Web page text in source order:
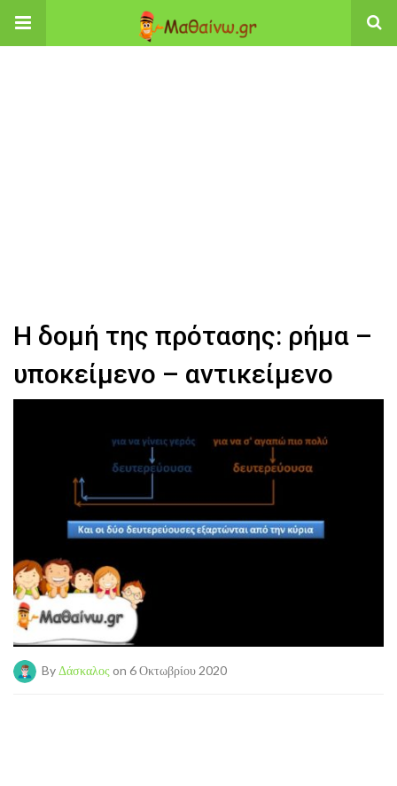
Η δομή της πρότασης: ρήμα –
υποκείμενο – αντικείμενο
By Δάσκαλος on 6 Οκτωβρίου 2020